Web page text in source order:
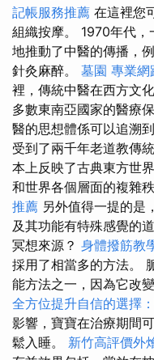
記帳服務推薦 在這裡您
組織按摩。 1970年代
地推動了中醫的傳播，
針灸麻醉。 墓園 專業網
裡，傳統中醫在西方文
多數東南亞國家的醫療
醫的思想體係可以追溯
受到了兩千年老道教傳
本上反映了古典東方世
和世界各個層面的複雜
推薦 另外值得一提的是
及其功能有特殊感覺的
冥想來源？ 身體撥筋教
採用了相當多的方法。
能方法之一，因為它改
全方位提升自信的選擇
影響，寶寶在治療期間
鬆入睡。 新竹高評價外